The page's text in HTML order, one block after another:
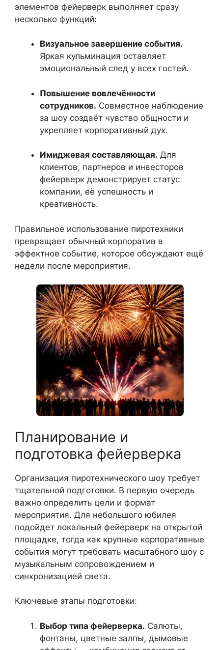
элементов фейерверк выполняет сразу
несколько функций:
Визуальное завершение события.
Яркая кульминация оставляет
эмоциональный след у всех гостей.
Повышение вовлечённости
сотрудников. Совместное наблюдение
за шоу создаёт чувство общности и
укрепляет корпоративный дух.
Имиджевая составляющая. Для
клиентов, партнеров и инвесторов
фейерверк демонстрирует статус
компании, её успешность и
креативность.
Правильное использование пиротехники
превращает обычный корпоратив в
эффектное событие, которое обсуждают ещё
недели после мероприятия.
Планирование и
подготовка фейерверка
Организация пиротехнического шоу требует
тщательной подготовки. В первую очередь
важно определить цели и формат
мероприятия. Для небольшого юбилея
подойдет локальный фейерверк на открытой
площадке, тогда как крупные корпоративные
события могут требовать масштабного шоу с
музыкальным сопровождением и
синхронизацией света.
Ключевые этапы подготовки:
Выбор типа фейерверка. Салюты,
фонтаны, цветные залпы, дымовые